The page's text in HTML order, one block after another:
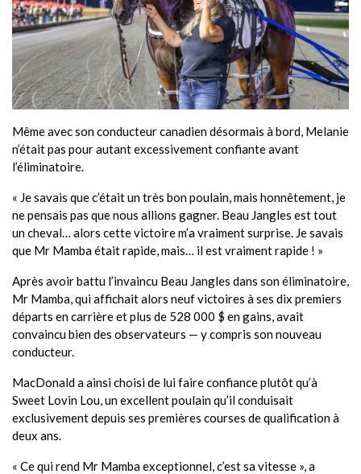
Même avec son conducteur canadien désormais à bord, Melanie
n’était pas pour autant excessivement confiante avant
l’éliminatoire.
« Je savais que c’était un très bon poulain, mais honnêtement, je
ne pensais pas que nous allions gagner. Beau Jangles est tout
un cheval… alors cette victoire m’a vraiment surprise. Je savais
que Mr Mamba était rapide, mais… il est vraiment rapide ! »
Après avoir battu l’invaincu Beau Jangles dans son éliminatoire,
Mr Mamba, qui affichait alors neuf victoires à ses dix premiers
départs en carrière et plus de 528 000 $ en gains, avait
convaincu bien des observateurs — y compris son nouveau
conducteur.
MacDonald a ainsi choisi de lui faire confiance plutôt qu’à
Sweet Lovin Lou, un excellent poulain qu’il conduisait
exclusivement depuis ses premières courses de qualification à
deux ans.
« Ce qui rend Mr Mamba exceptionnel, c’est sa vitesse », a